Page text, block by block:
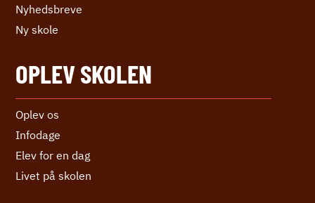
Nyhedsbreve
Ny skole
OPLEV SKOLEN
Oplev os
Infodage
Elev for en dag
Livet på skolen